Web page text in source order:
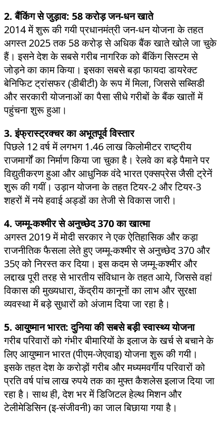
2. बैंकिंग से जुड़ाव: 58 करोड़ जन-धन खाते
2014 में शुरू की गयी प्रधानमंत्री जन-धन योजना के तहत
अगस्त 2025 तक 58 करोड़ से अधिक बैंक खाते खोले जा चुके
हैं। इसने देश के सबसे गरीब नागरिक को बैंकिंग सिस्टम से
जोड़ने का काम किया। इसका सबसे बड़ा फायदा डायरेक्ट
बेनिफिट ट्रांसफर (डीबीटी) के रूप में मिला, जिससे सब्सिडी
और सरकारी योजनाओं का पैसा सीधे गरीबों के बैंक खातों में
पहुंचना शुरू हुआ।
3. इंफ्रास्ट्रक्चर का अभूतपूर्व विस्तार
पिछले 12 वर्ष में लगभग 1.46 लाख किलोमीटर राष्ट्रीय
राजमार्गों का निर्माण किया जा चुका है। रेलवे का बड़े पैमाने पर
विद्युतीकरण हुआ और आधुनिक वंदे भारत एक्सप्रेस जैसी ट्रेनें
शुरू की गयीं। उड़ान योजना के तहत टियर-2 और टियर-3
शहरों में नये हवाई अड्डों का तेजी से विकास जारी।
4. जम्मू-कश्मीर से अनुच्छेद 370 का खात्मा
अगस्त 2019 में मोदी सरकार ने एक ऐतिहासिक और कड़ा
राजनीतिक फैसला लेते हुए जम्मू-कश्मीर से अनुच्छेद 370 और
35ए को निरस्त कर दिया। इस कदम से जम्मू-कश्मीर और
लद्दाख पूरी तरह से भारतीय संविधान के तहत आये, जिससे वहां
विकास की मुख्यधारा, केंद्रीय कानूनों का लाभ और सुरक्षा
व्यवस्था में बड़े सुधारों को अंजाम दिया जा रहा है।
5. आयुष्मान भारत: दुनिया की सबसे बड़ी स्वास्थ्य योजना
गरीब परिवारों को गंभीर बीमारियों के इलाज के खर्च से बचाने के
लिए आयुष्मान भारत (पीएम-जेएवाइ) योजना शुरू की गयी।
इसके तहत देश के करोड़ों गरीब और मध्यमवर्गीय परिवारों को
प्रति वर्ष पांच लाख रुपये तक का मुफ्त कैशलेस इलाज दिया जा
रहा है। साथ ही, देश भर में डिजिटल हेल्थ मिशन और
टेलीमेडिसिन (इ-संजीवनी) का जाल बिछाया गया है।